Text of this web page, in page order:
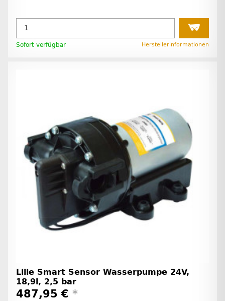
Sofort verfügbar Herstellerinformationen
Lilie Smart Sensor Wasserpumpe 24V,
18,9l, 2,5 bar
487,95 € *